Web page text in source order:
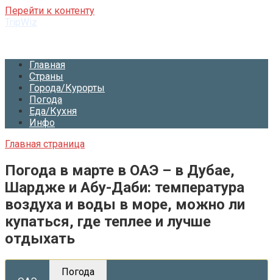
Перейти к контенту
TripWiz
Главная
Страны
Города/Курорты
Погода
Еда/Кухня
Инфо
Главная страница
Погода в марте в ОАЭ – в Дубае,
Шардже и Абу-Даби: температура
воздуха и воды в море, можно ли
купаться, где теплее и лучше
отдыхать
Погода